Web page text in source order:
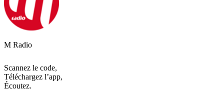
M Radio
Scannez le code,
Téléchargez l’app,
Écoutez.